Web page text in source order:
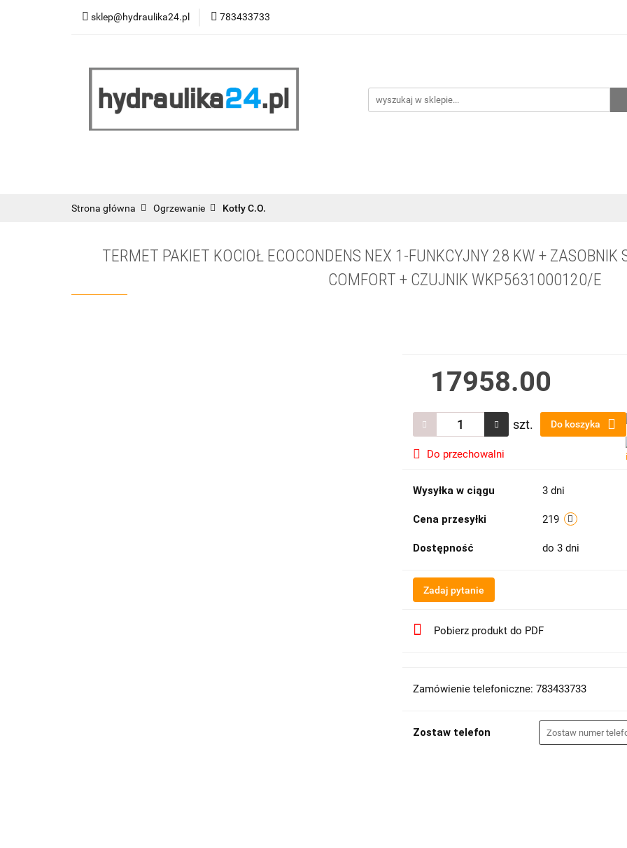
sklep@hydraulika24.pl 783433733
RATY/LEASING
Łazienka
Wyprzedaż WYCENA ZESTAWÓW
Strona główna Ogrzewanie Kotły C.O.
TERMET PAKIET KOCIOŁ ECOCONDENS NEX 1-FUNKCYJNY 28 KW + ZASOBNIK
COMFORT + CZUJNIK WKP5631000120/E
17958.00
szt. Do koszyka
Do przechowalni
Wysyłka w ciągu 3 dni
Cena przesyłki 219
Dostępność do 3 dni
Zadaj pytanie
Pobierz produkt do PDF
Zamówienie telefoniczne: 783433733
Zostaw telefon